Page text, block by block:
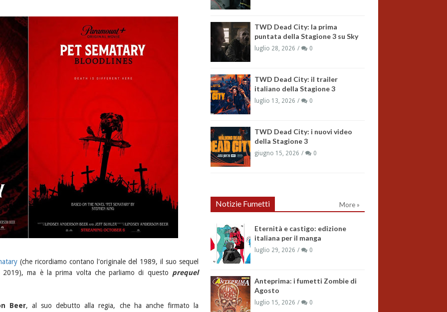
(che ricordiamo contano l'originale del 1989, il suo sequel
ma è la prima volta che parliamo di questo prequel
Beer, al suo debutto alla regia, che ha anche firmato la
TWD Dead City: la prima
puntata della Stagione 3 su Sky
luglio 28, 2026 0
TWD Dead City: il trailer
italiano della Stagione 3
luglio 13, 2026 0
TWD Dead City: i nuovi video
della Stagione 3
giugno 15, 2026 0
Notizie Fumetti More »
Eternità e castigo: edizione
italiana per il manga
luglio 29, 2026 0
Anteprima: i fumetti Zombie di
Agosto
luglio 15, 2026 0